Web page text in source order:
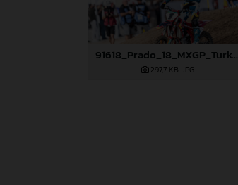
91618_Prado_18_MXGP_Turkey_2024_22A4753
297,7 KB .JPG